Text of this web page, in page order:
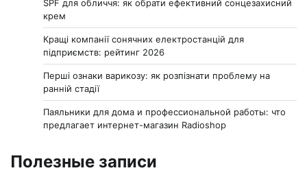
SPF для обличчя: як обрати ефективний сонцезахисний
крем
Кращі компанії сонячних електростанцій для
підприємств: рейтинг 2026
Перші ознаки варикозу: як розпізнати проблему на
ранній стадії
Паяльники для дома и профессиональной работы: что
предлагает интернет-магазин Radioshop
Полезные записи